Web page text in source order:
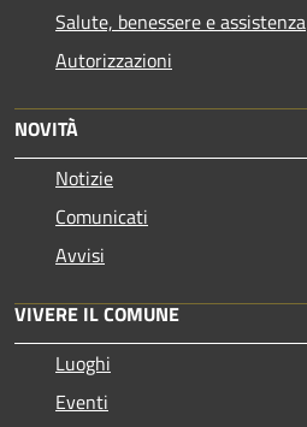
Salute, benessere e assistenza
Autorizzazioni
NOVITÀ
Notizie
Comunicati
Avvisi
VIVERE IL COMUNE
Luoghi
Eventi